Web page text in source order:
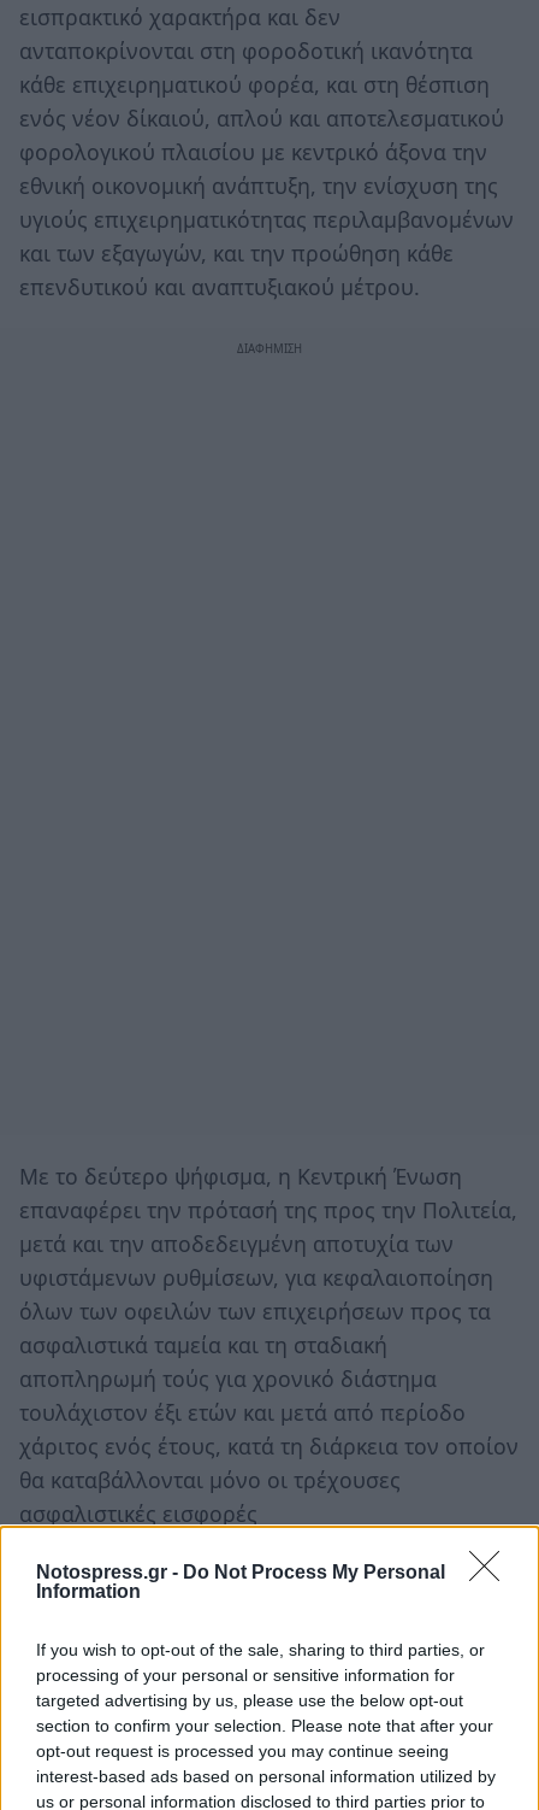
Notospress.gr - Do Not Process My Personal
Information
If you wish to opt-out of the sale, sharing to third parties, or
processing of your personal or sensitive information for
targeted advertising by us, please use the below opt-out
section to confirm your selection. Please note that after your
opt-out request is processed you may continue seeing
interest-based ads based on personal information utilized by
us or personal information disclosed to third parties prior to
εισπρακτικό χαρακτήρα και δεν
ανταποκρίνονται στη φοροδοτική ικανότητα
κάθε επιχειρηματικού φορέα, και στη θέσπιση
ενός νέον δίκαιού, απλού και αποτελεσματικού
φορολογικού πλαισίου με κεντρικό άξονα την
εθνική οικονομική ανάπτυξη, την ενίσχυση της
υγιούς επιχειρηματικότητας περιλαμβανομένων
και των εξαγωγών, και την προώθηση κάθε
επενδυτικού και αναπτυξιακού μέτρου.
Με το δεύτερο ψήφισμα, η Κεντρική Ένωση
επαναφέρει την πρότασή της προς την Πολιτεία,
μετά και την αποδεδειγμένη αποτυχία των
υφιστάμενων ρυθμίσεων, για κεφαλαιοποίηση
όλων των οφειλών των επιχειρήσεων προς τα
ασφαλιστικά ταμεία και τη σταδιακή
αποπληρωμή τούς για χρονικό διάστημα
τουλάχιστον έξι ετών και μετά από περίοδο
χάριτος ενός έτους, κατά τη διάρκεια τον οποίον
θα καταβάλλονται μόνο οι τρέχουσες
ασφαλιστικές εισφορές
Τέλος με το τρίτο ψήφισμα, η Κεντρική Ένωση
Επιμελητηρίων καλεί την κυβέρνηση να
της υποχρεωτικότητας της εγγραφής των
επιχειρήσεων στα. Επιμελητήρια και να
καταργήσει άμεσα τις διατάξεις των νόμων
4179/2013 (άρθρο 21) και το άρθρο 25 τον νόμου
«Ενιαία Αρχή Συντονισμού Πτήσεων και άλλες